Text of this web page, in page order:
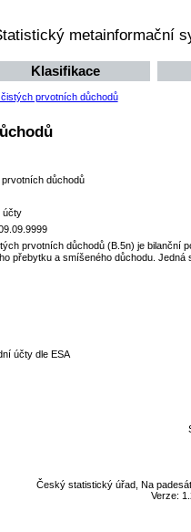
metainformační
Klasifikace
čistých prvotních důchodů
důchodů
účty
prvotních důchodů (B.5n) je bilanční
přebytku a smíšeného důchodu.
účty dle ESA
Český statistický úřad, Na
Verze: